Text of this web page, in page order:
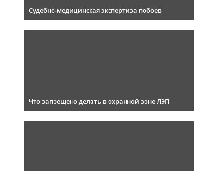
Судебно-медицинская экспертиза побоев
Что запрещено делать в охранной зоне ЛЭП